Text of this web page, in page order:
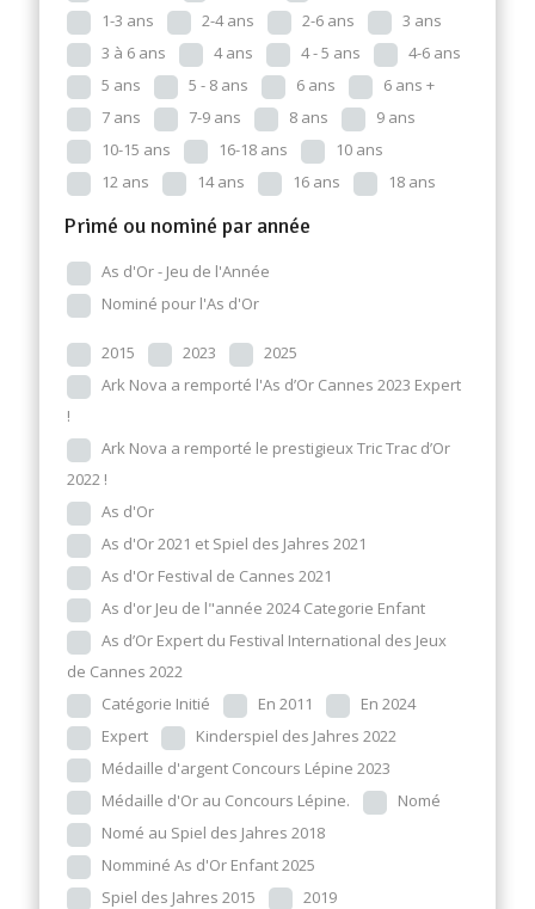
1-3 ans
2-4 ans 2-6 ans
3 ans
3 à 6 ans
4 ans 4 - 5 ans
4-6 ans
5 ans
5 - 8 ans 6 ans
6 ans +
7 ans
7-9 ans 8 ans
9 ans
10-15 ans
16-18 ans
10 ans
12 ans
14 ans 16 ans 18 ans
Primé ou nominé par année
As d'Or - Jeu de l'Année
Nominé pour l'As d'Or
2015 2023
2025
Ark Nova a remporté l'As d’Or Cannes 2023 Expert
!
Ark Nova a remporté le prestigieux Tric Trac d’Or
2022 !
As d'Or
As d'Or 2021 et Spiel des Jahres 2021
As d'Or Festival de Cannes 2021
As d'or Jeu de l"année 2024 Categorie Enfant
As d’Or Expert du Festival International des Jeux
de Cannes 2022
Catégorie Initié
En 2011
En 2024
Expert
Kinderspiel des Jahres 2022
Médaille d'argent Concours Lépine 2023
Médaille d'Or au Concours Lépine.
Nomé
Nomé au Spiel des Jahres 2018
Nomminé As d'Or Enfant 2025
Spiel des Jahres 2015
2019